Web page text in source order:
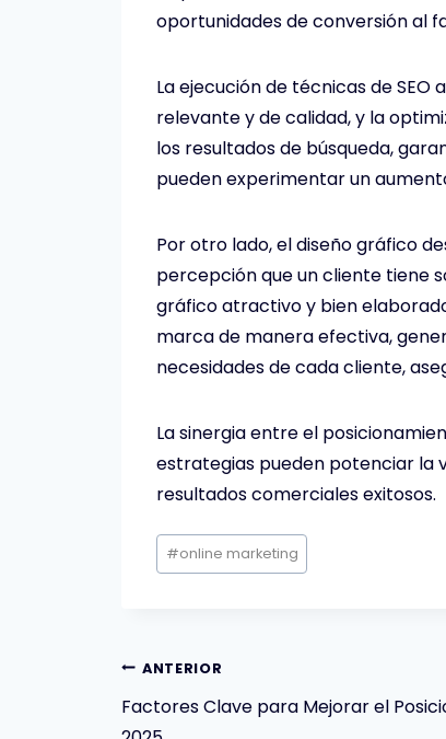
oportunidades de conversión al
La ejecución de técnicas de
relevante y de calidad, y la
los resultados de búsqueda,
pueden experimentar un
Por otro lado, el diseño gráfico
percepción que un cliente tiene
gráfico atractivo y bien
marca de manera efectiva,
necesidades de cada cliente,
La sinergia entre el
estrategias pueden potenciar la
resultados comerciales exitosos.
Etiquetas
de
#online marketing
Navegación
ANTERIOR
Factores Clave para Mejorar el